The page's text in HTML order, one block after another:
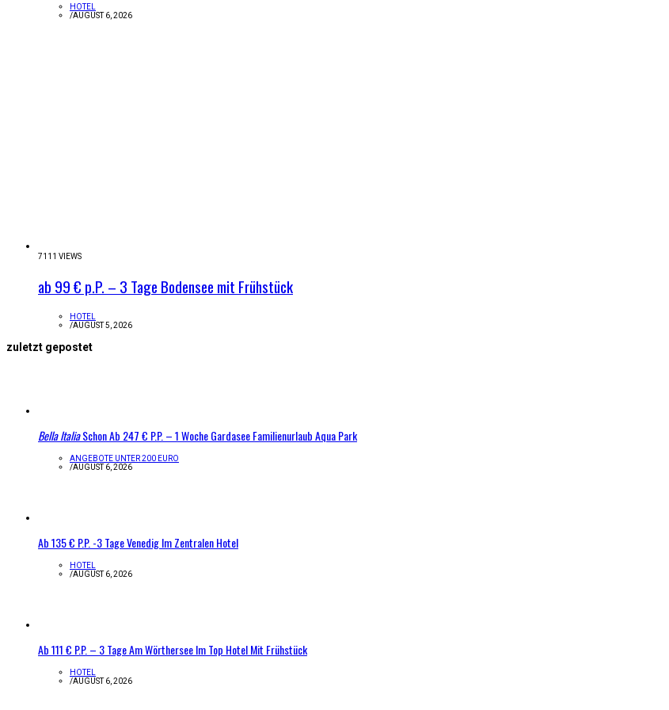
HOTEL
/AUGUST 6, 2026
7111 VIEWS
ab 99 € p.P. – 3 Tage Bodensee mit Frühstück
HOTEL
/AUGUST 5, 2026
zuletzt gepostet
Bella ItaliaSchon Ab 247 € P.P. – 1 Woche Gardasee Familienurlaub Aqua Park
ANGEBOTE UNTER 200 EURO
/AUGUST 6, 2026
Ab 135 € P.P. -3 Tage Venedig Im Zentralen Hotel
HOTEL
/AUGUST 6, 2026
Ab 111 € P.P. – 3 Tage Am Wörthersee Im Top Hotel Mit Frühstück
HOTEL
/AUGUST 6, 2026